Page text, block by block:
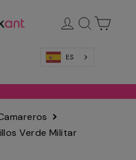
Ingresar
Buscar
ES
Verde Militar